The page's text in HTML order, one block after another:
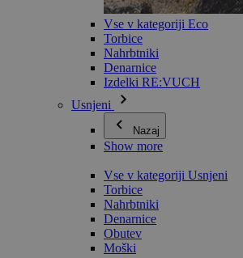
Vse v kategoriji Eco
Torbice
Nahrbtniki
Denarnice
Izdelki RE:VUCH
Usnjeni
Nazaj
Show more
Vse v kategoriji Usnjeni
Torbice
Nahrbtniki
Denarnice
Obutev
Moški